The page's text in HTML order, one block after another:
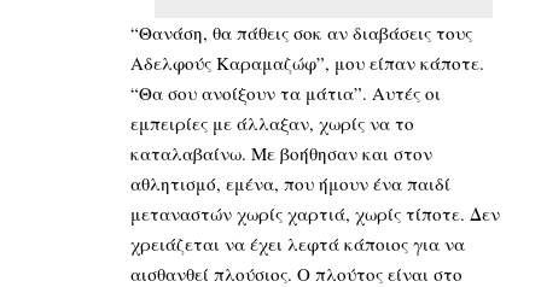
“Θανάση, θα πάθεις σοκ αν διαβάσεις τους
Αδελφούς Καραμαζώφ”, μου είπαν κάποτε.
“Θα σου ανοίξουν τα μάτια”. Αυτές οι
εμπειρίες με άλλαξαν, χωρίς να το
καταλαβαίνω. Με βοήθησαν και στον
αθλητισμό, εμένα, που ήμουν ένα παιδί
μεταναστών χωρίς χαρτιά, χωρίς τίποτε. Δεν
χρειάζεται να έχει λεφτά κάποιος για να
αισθανθεί πλούσιος. Ο πλούτος είναι στο